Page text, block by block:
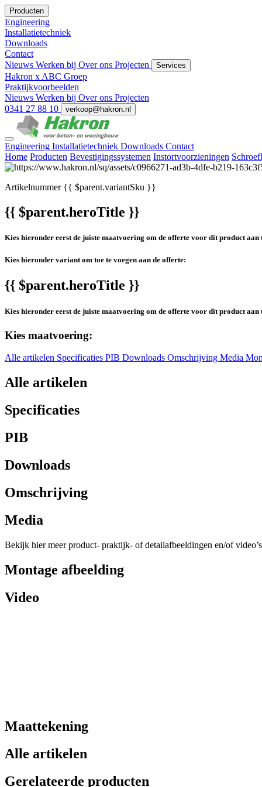
Producten
Engineering
Installatietechniek
Downloads
Contact
Nieuws Werken bij Over ons Projecten Services
Hakron x ABC Groep
Praktijkvoorbeelden
Nieuws Werken bij Over ons Projecten
0341 27 88 10
verkoop@hakron.nl
Engineering Installatietechniek Downloads Contact
Home Producten Bevestigingssystemen Instortvoorzieningen
Artikelnummer{{ $parent.variantSku }}
{{ $parent.heroTitle }}
Kies hieronder eerst de juiste maatvoering om de offerte voor dit product aan
Kies hieronder variant om toe te voegen aan de offerte:
{{ $parent.heroTitle }}
Kies hieronder eerst de juiste maatvoering om de offerte voor dit product aan
Kies maatvoering:
Alle artikelen Specificaties PIB Downloads Omschrijving Media
Alle artikelen
Specificaties
PIB
Downloads
Omschrijving
Media
Bekijk hier meer product- praktijk- of detailafbeeldingen en/of
Montage afbeelding
Video
Maattekening
Alle artikelen
Gerelateerde producten